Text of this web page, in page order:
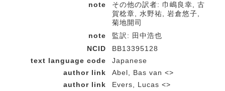
note
その他の訳者: 巾嶋良幸, 古
賀稔章, 水野祐, 岩倉悠子,
菊地開司
note
監訳: 田中浩也
NCID
BB13395128
text language code
Japanese
author link
Abel, Bas van <>
author link
Evers, Lucas <>